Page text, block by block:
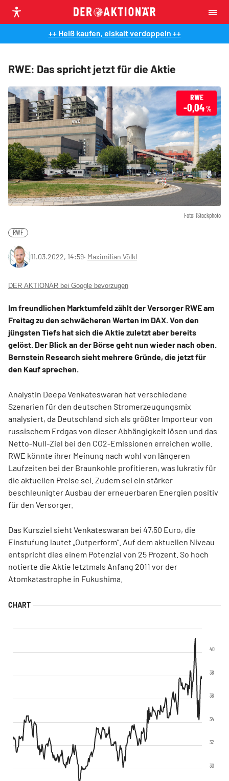
++ Heiß kaufen, eiskalt verdoppeln ++
RWE: Das spricht jetzt für die Aktie
Foto: iStockphoto
RWE
-0,04%
RWE
11.03.2022, 14:59‧ Maximilian Völkl
DER AKTIONÄR bei Google bevorzugen
Im freundlichen Marktumfeld zählt der Versorger RWE am
Freitag zu den schwächeren Werten im DAX. Von den
jüngsten Tiefs hat sich die Aktie zuletzt aber bereits
gelöst. Der Blick an der Börse geht nun wieder nach oben.
Bernstein Research sieht mehrere Gründe, die jetzt für
den Kauf sprechen.
Analystin Deepa Venkateswaran hat verschiedene
Szenarien für den deutschen Stromerzeugungsmix
analysiert, da Deutschland sich als größter Importeur von
russischem Erdgas von dieser Abhängigkeit lösen und das
Netto-Null-Ziel bei den CO2-Emissionen erreichen wolle.
RWE könnte ihrer Meinung nach wohl von längeren
Laufzeiten bei der Braunkohle profitieren, was lukrativ für
die aktuellen Preise sei. Zudem sei ein stärker
beschleunigter Ausbau der erneuerbaren Energien positiv
für den Versorger.
Das Kursziel sieht Venkateswaran bei 47,50 Euro, die
Einstufung lautet „Outperform“. Auf dem aktuellen Niveau
entspricht dies einem Potenzial von 25 Prozent. So hoch
notierte die Aktie letztmals Anfang 2011 vor der
Atomkatastrophe in Fukushima.
30
32
34
36
38
40